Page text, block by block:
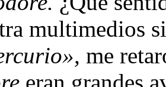
multimedios
me